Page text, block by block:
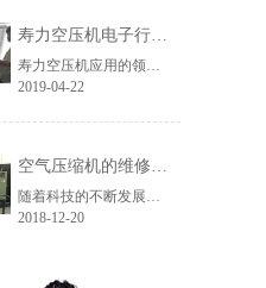
寿力空压机电子行业客户使用现场
寿力空压机应用的领域范围非常广泛，涉及到各行各业，今天主要介绍下寿力空压机在电子行业的应用。寿力空压机代理商艾默迪机电黄山客户使用现场：在电子行业，寿力空压机通常用于印刷电路板清洁、取放机等。
2019-04-22
空气压缩机的维修工程有哪些？
随着科技的不断发展，各类空气压缩机设备应用于我们的生活中，正确使用这些设备有助于我们工程的展开，在使用过程中，可能会出现故障。这个时候，我们就需要对空压机进行维修，按照维修程度可以分为三种类型，维修大小不同，但是也不是没有界线的，根据维修的部位和设备的使用情况，艾默迪机电小编带着大家一起来看看......
2018-12-20